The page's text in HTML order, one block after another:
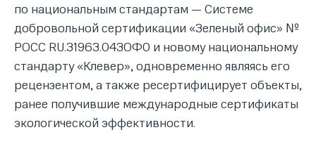
по национальным стандартам — Системе
добровольной сертификации «Зеленый офис» №
РОСС RU.З1963.04ЗОФ0 и новому национальному
стандарту «Клевер», одновременно являясь его
рецензентом, а также ресертифицирует объекты,
ранее получившие международные сертификаты
экологической эффективности.